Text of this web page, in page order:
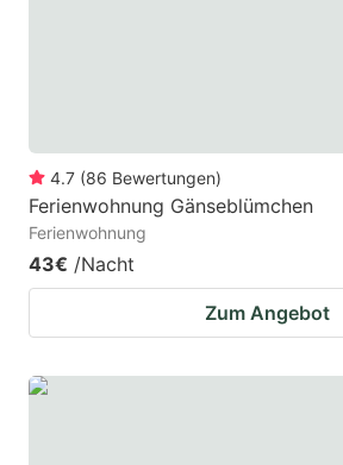
4.7 (86 Bewertungen)
Ferienwohnung Gänseblümchen
Ferienwohnung
43€ /Nacht
Zum Angebot